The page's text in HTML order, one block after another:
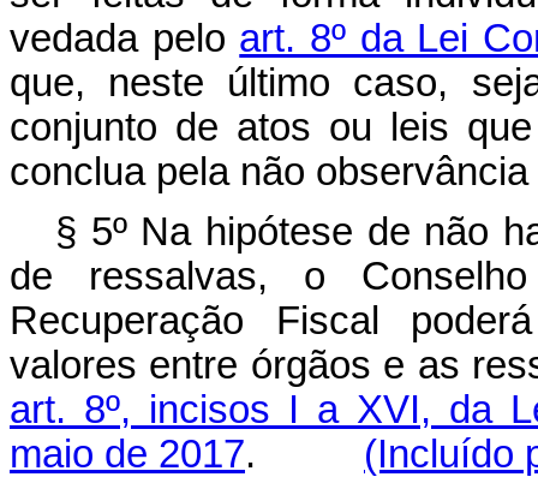
vedada pelo art. 8º da Lei
que, neste último caso,
conjunto de atos ou leis
conclua pela não
§ 5º Na hipótese de não
de ressalvas, o
Recuperação Fiscal
valores entre órgãos e as
art. 8º, incisos I a XVI, da
maio de 2017. (Incluído